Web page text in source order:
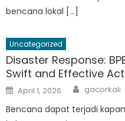
bencana lokal […]
Uncategorized
Disaster Response:
Swift and Effective
Posted
on
April 1, 2026 Author
gacorkali
Bencana dapat terjadi